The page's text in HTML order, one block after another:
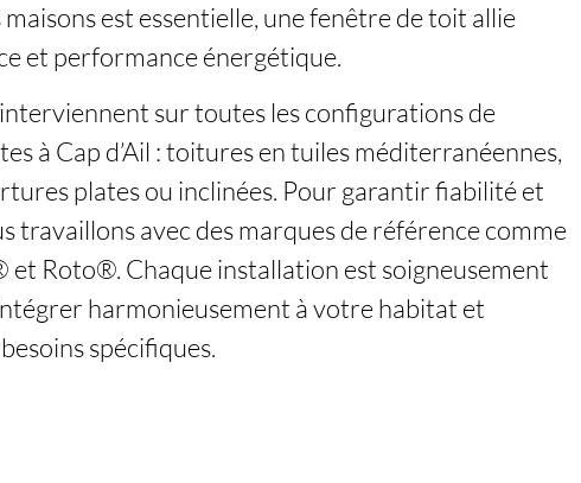
maisons est essentielle, une fenêtre de toit allie
et performance énergétique.
sur toutes les configurations de
à Cap d’Ail : toitures en tuiles méditerranéennes,
plates ou inclinées. Pour garantir fiabilité et
travaillons avec des marques de référence comme
Roto®. Chaque installation est soigneusement
harmonieusement à votre habitat et
spécifiques.